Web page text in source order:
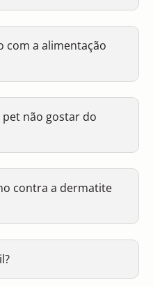
com a alimentação
pet não gostar do
contra a dermatite